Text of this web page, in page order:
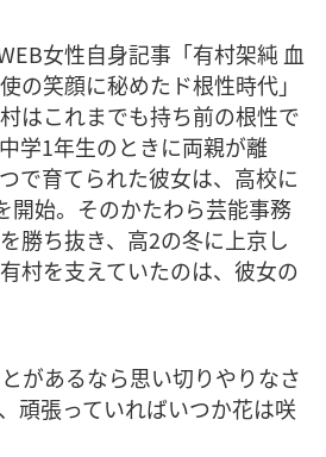
女性自身記事「有村架純 血
の笑顔に秘めたド根性時代」
はこれまでも持ち前の根性で
学1年生のときに両親が離
で育てられた彼女は、高校に
開始。そのかたわら芸能事務
勝ち抜き、高2の冬に上京し
村を支えていたのは、彼女の
があるなら思い切りやりなさ
頑張っていればいつか花は咲